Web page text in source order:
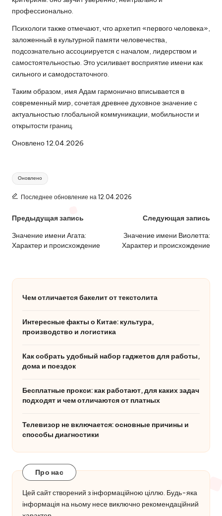
профессионально.
Психологи также отмечают, что архетип «первого человека»,
заложенный в культурной памяти человечества,
подсознательно ассоциируется с началом, лидерством и
самостоятельностью. Это усиливает восприятие имени как
сильного и самодостаточного.
Таким образом, имя Адам гармонично вписывается в
современный мир, сочетая древнее духовное значение с
актуальностью глобальной коммуникации, мобильности и
открытости границ.
Оновлено 12.04.2026
Метки:
Оновлено
Последнее обновление на 12.04.2026
Навигация
по
записям
Предыдущая запись
Значение имени Агата:
Характер и происхождение
Следующая запись
Значение имени Виолетта:
Характер и происхождение
Чем отличается бакелит от текстолита
Интересные факты о Китае: культура,
производство и логистика
Как собрать удобный набор гаджетов для работы,
дома и поездок
Бесплатные прокси: как работают, для каких задач
подходят и чем отличаются от платных
Телевизор не включается: основные причины и
способы диагностики
Про нас
Цей сайт створений з інформаційною ціллю. Будь-яка
інформація на ньому несе виключно рекомендаційний